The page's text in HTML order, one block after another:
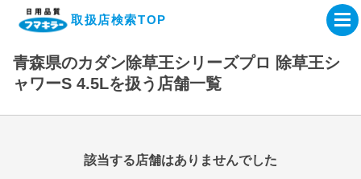
取扱店検索TOP
企業・IR情報サイト
製品情報サイト
オンラインショップ
青森県のカダン除草王シリーズプロ 除草王シ
ャワーS 4.5Lを扱う店舗一覧
該当する店舗はありませんでした